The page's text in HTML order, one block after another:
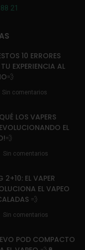
21
10 ERRORES
EXPERIENCIA AL
Sin comentarios
LOS VAPERS
EL
Sin comentarios
2+10: EL VAPER
EL VAPEO
💨
Sin comentarios
POD COMPACTO